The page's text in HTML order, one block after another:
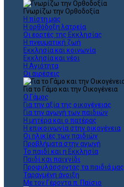
Γνωρίζω την Ορθοδοξία
Η πίστη μας
Η ορθόδοξη λατρεία
Οι εορτές της Εκκλησίας
Η πνευματική ζωή
Εκκλησία και κοινωνία
Εκκλησία και νέοι
Η Αγιότητα
Οι αιρέσεις
Για το Γάμο και την Οικογένεια
Ο Γάμος
Για την αξία της οικογένειας
Για την αγωγή των παιδιών
Η μητέρα και ο πατέρας
Η επικοινωνία στην οικογένεια
Οι ηλικίες των παιδιών
Προβλήματα στην αγωγή
Το παιδί και η Εκκλησία
Παιδί και παιχνίδι
Προφυλάσσοντας τα παιδιά μας
Ταραγμένη άνοιξη
Με τον Γέροντα π. Παϊσιο